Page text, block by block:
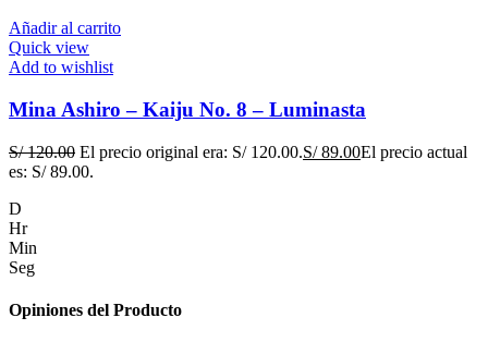
Añadir al carrito
Quick view
Add to wishlist
Mina Ashiro – Kaiju No. 8 – Luminasta
S/120.00 El precio original era: S/ 120.00.S/89.00El precio actual
es: S/ 89.00.
D
Hr
Min
Seg
Opiniones del Producto